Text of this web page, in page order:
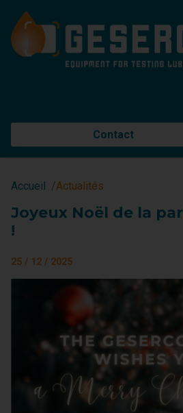
Contact
Accueil Actualités
Joyeux Noël de la
!
25 / 12 / 2025